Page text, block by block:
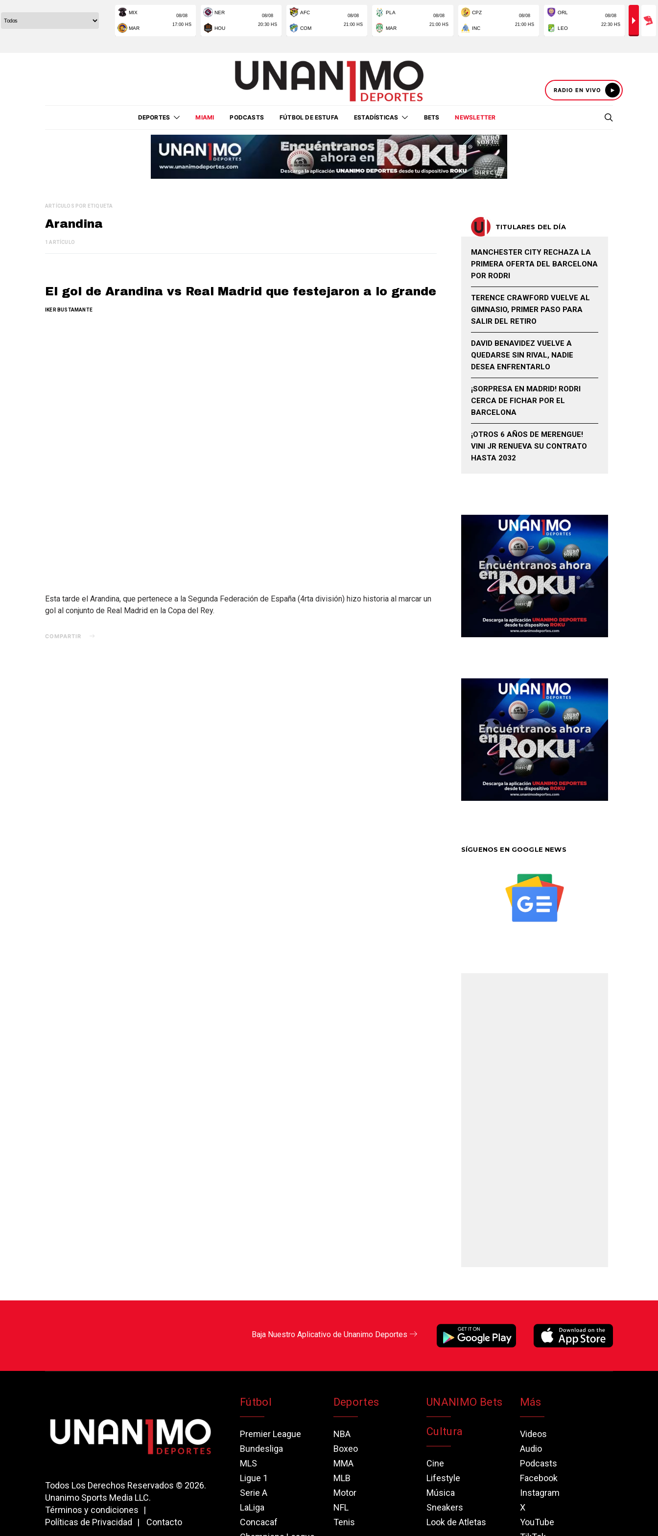
RADIO EN VIVO
DEPORTES MIAMI PODCASTS FÚTBOL DE ESTUFA ESTADÍSTICAS BETS NEWSLETTER
ARTÍCULOS POR ETIQUETA
Arandina
1 ARTÍCULO
El gol de Arandina vs Real Madrid que festejaron a lo grande
IKER BUSTAMANTE
Esta tarde el Arandina, que pertenece a la Segunda Federación de España (4rta división) hizo historia al marcar un
gol al conjunto de Real Madrid en la Copa del Rey.
COMPARTIR
TITULARES DEL DÍA
MANCHESTER CITY RECHAZA LA
PRIMERA OFERTA DEL BARCELONA
POR RODRI
TERENCE CRAWFORD VUELVE AL
GIMNASIO, PRIMER PASO PARA
SALIR DEL RETIRO
DAVID BENAVIDEZ VUELVE A
QUEDARSE SIN RIVAL, NADIE
DESEA ENFRENTARLO
¡SORPRESA EN MADRID! RODRI
CERCA DE FICHAR POR EL
BARCELONA
¡OTROS 6 AÑOS DE MERENGUE!
VINI JR RENUEVA SU CONTRATO
HASTA 2032
SÍGUENOS EN GOOGLE NEWS
Baja Nuestro Aplicativo de Unanimo Deportes
Todos Los Derechos Reservados © 2026.
Unanimo Sports Media LLC.
Términos y condiciones
Políticas de Privacidad
Contacto
Fútbol
Premier League
Bundesliga
MLS
Ligue 1
Serie A
LaLiga
Concacaf
Deportes
NBA
Boxeo
MMA
MLB
Motor
NFL
Tenis
UNANIMO Bets
Cultura
Cine
Lifestyle
Música
Sneakers
Look de Atletas
Más
Videos
Audio
Podcasts
Facebook
Instagram
X
YouTube